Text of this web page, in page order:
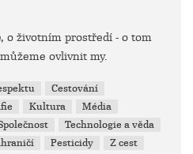
o životním prostředí - o tom
ovlivnit my.
Cestování
Kultura
Média
Technologie a věda
Pesticidy
Z cest